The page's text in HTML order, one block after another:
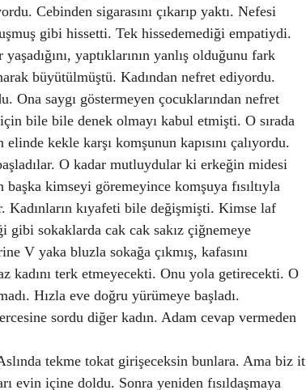
Cebinden sigarasını çıkarıp yaktı. Nefesi
gibi hissetti. Tek hissedemediği empatiydi.
yaptıklarının yanlış olduğunu fark
büyütülmüştü. Kadından nefret ediyordu.
Ona saygı göstermeyen çocuklarından nefret
bile bile denek olmayı kabul etmişti. O sırada
elinde kekle karşı komşunun kapısını çalıyordu.
O kadar mutluydular ki erkeğin midesi
kimseyi göremeyince komşuya fısıltıyla
Kadınların kıyafeti bile değişmişti. Kimse laf
gibi sokaklarda cak cak sakız çiğnemeye
V yaka bluzla sokağa çıkmış, kafasını
kadını terk etmeyecekti. Onu yola getirecekti. O
Hızla eve doğru yürümeye başladı.
sordu diğer kadın. Adam cevap vermeden
tekme tokat girişeceksin bunlara. Ama biz it
evin içine doldu. Sonra yeniden fısıldaşmaya